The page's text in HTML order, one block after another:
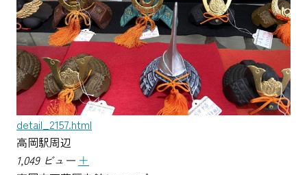
detail_2157.html
高岡駅周辺
1,049 ビュー ＋